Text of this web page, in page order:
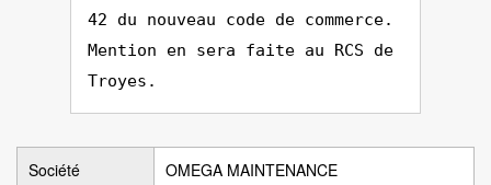
42 du nouveau code de commerce.
Mention en sera faite au RCS de
Troyes.
Société OMEGA MAINTENANCE